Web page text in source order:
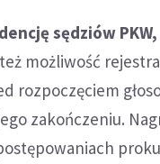
sędziów
możliwość
rozpoczęciem
zakończeniu.